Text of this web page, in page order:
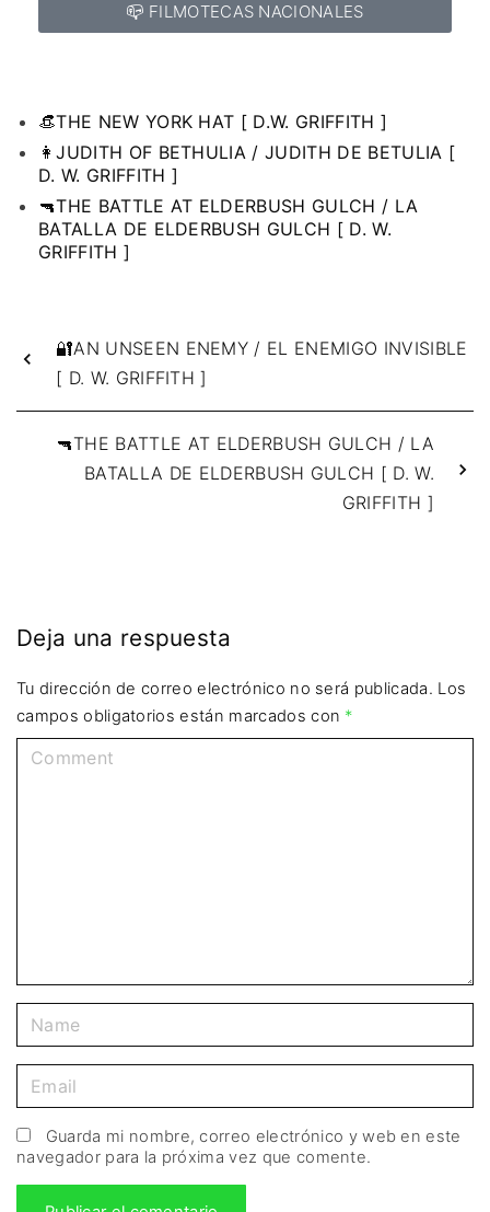
📪 FILMOTECAS NACIONALES
👒THE NEW YORK HAT [ D.W. GRIFFITH ]
👩JUDITH OF BETHULIA / JUDITH DE BETULIA [
D. W. GRIFFITH ]
🔫THE BATTLE AT ELDERBUSH GULCH / LA
BATALLA DE ELDERBUSH GULCH [ D. W.
GRIFFITH ]
🔐AN UNSEEN ENEMY / EL ENEMIGO INVISIBLE
[ D. W. GRIFFITH ]
🔫THE BATTLE AT ELDERBUSH GULCH / LA
BATALLA DE ELDERBUSH GULCH [ D. W.
GRIFFITH ]
Deja una respuesta
Tu dirección de correo electrónico no será publicada. Los
campos obligatorios están marcados con *
Guarda mi nombre, correo electrónico y web en este
navegador para la próxima vez que comente.